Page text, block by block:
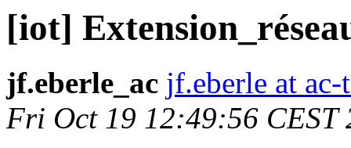
[iot]
jf.eberle_ac jf.eberle at
Fri Oct 19 12:49:56 CEST